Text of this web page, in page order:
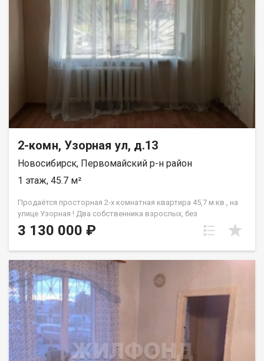
рядом с домом, обеспечивая быструю логистику по городу.
На пл. Маркса можно оказаться всего за 5-10 минут на
автомобиле или общественном транспорте. Квартира без
обременений. Быстрый выход на сделку, ключи в день
подписания договора! Приглашаем на просмотр! Код
пользователя: 220466 Номер в базе: 13348996
2-комн, Узорная ул, д.13
Новосибирск, Первомайский р-н район
1 этаж, 45.7 м²
Продаётся просторная 2-х комнатная квартира 45,7 м.кв., на
улице Узорная ! Два собственника взрослых, без
обременения, быстрая сделка! - Квартира находится на
первом этаже трёхэтажного кирпичного дома. Две комнаты
соседними квартирами, это исключает слышимость от
соседей. - Окна пластиковые, очень хорошие из
качественного материала с широкими подоконниками,
выходят на сторону детского сада. - Санузел — совместный с
ванной, благоустроенный, в хорошем состоянии. - Заменена
полностью вся проводка и трубы для холодной и горячей
воды, слив с раковины и ванной. - В квартире требуется
косметический ремонт, точно под замену все обои.
Остальное на ваше усмотрение, можно сделать полностью
3 130 000 ₽